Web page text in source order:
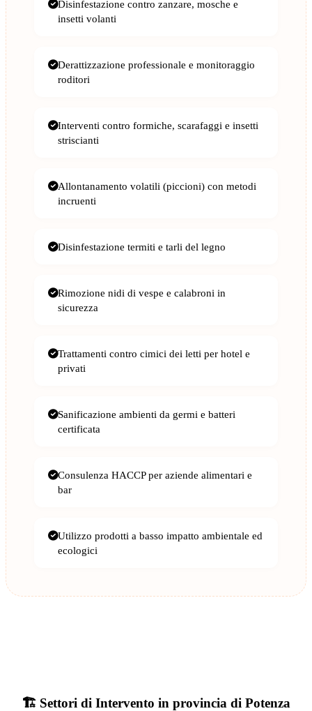
Disinfestazione contro zanzare, mosche e
insetti volanti
Derattizzazione professionale e monitoraggio
roditori
Interventi contro formiche, scarafaggi e insetti
striscianti
Allontanamento volatili (piccioni) con metodi
incruenti
Disinfestazione termiti e tarli del legno
Rimozione nidi di vespe e calabroni in
sicurezza
Trattamenti contro cimici dei letti per hotel e
privati
Sanificazione ambienti da germi e batteri
certificata
Consulenza HACCP per aziende alimentari e
bar
Utilizzo prodotti a basso impatto ambientale ed
ecologici
🏗️ Settori di Intervento in provincia di Potenza